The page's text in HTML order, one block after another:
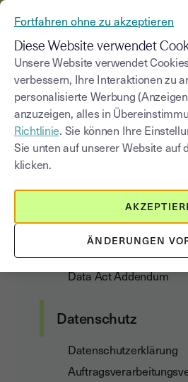
YOUTRUST
UND
Kundenvertrag
Allgemeine Nutzungs-
Data Act Addendum
Datenschutz
Datenschutzerklärung
Fortfahren ohne zu akzeptieren
Diese Website verwendet
Unsere Website verwendet
verbessern, Ihre Interaktionen zu
personalisierte Werbung
anzuzeigen, alles in
Richtlinie. Sie können Ihre
Sie unten auf unserer Website auf
klicken.
ÄNDERUNGEN